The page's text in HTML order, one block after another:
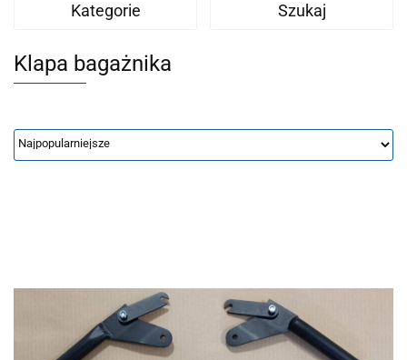
Kategorie Szukaj
Klapa bagażnika